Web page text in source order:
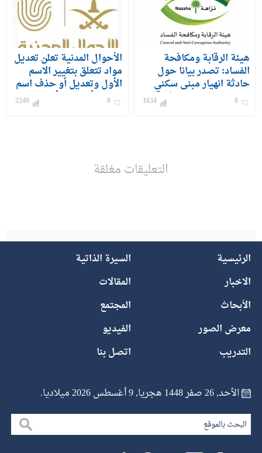
هيئة الرقابة ومكافحة
الفساد: تصدر بيانا حول
حادثة انهيار مبنى سكني
بحي الفيصلية بمحافظة
جدة 0
1634
الأحوال المدنية تعلن تعديل
مواد تتعلق بتغيير الاسم
الأول وتعديل أو حذف اسم
الشهرة أو الفخذ أو القبيلة
0
2249
التعليقات مغلقة
الرئيسية
السيرة الذاتية
الاخبار
المقالات
الأبحاث
المجتمع
معرض الصور
الفيديو
التدريب
اتصل بنا
الأحد, 26 صفر 1448 هجريا, 9 أغسطس 2026 ميلاديا.